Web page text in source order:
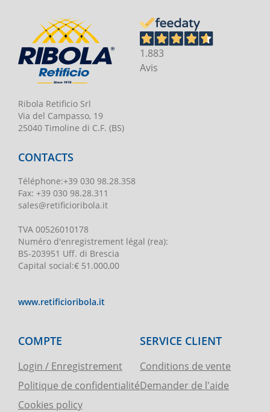
Ribola Retificio Srl
Via del Campasso, 19
25040 Timoline di C.F. (BS)
1.883
Avis
CONTACTS
Téléphone:+39 030 98.28.358
Fax: +39 030 98.28.311
sales@retificioribola.it
TVA 00526010178
Numéro d'enregistrement légal (rea):
BS-203951 Uff. di Brescia
Capital social:€ 51.000,00
www.retificioribola.it
COMPTE
Login / Enregistrement
Politique de confidentialité
Cookies policy
SERVICE CLIENT
Conditions de vente
Demander de l'aide